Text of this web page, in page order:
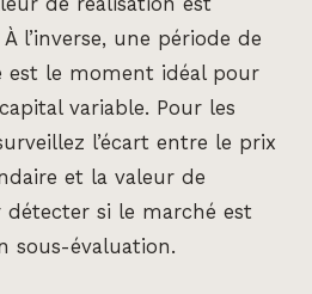
l’inverse, une période de
est le moment idéal pour
variable. Pour les
l’écart entre le prix
et la valeur de
si le marché est
sous-évaluation.